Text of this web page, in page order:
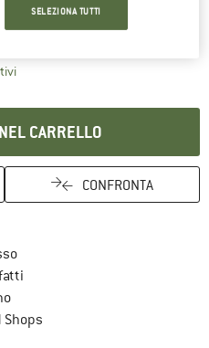
Il link si apre in una casella
NEL CARRELLO
CONFRONTA
Vai alla politica di recesso qui
Shops
SELEZIONA TUTTI